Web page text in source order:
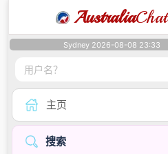
AustraliaChat
Sydney 2026-08-08 23:33
主页
搜索